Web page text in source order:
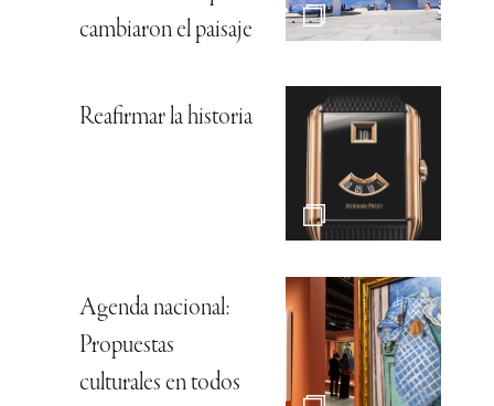
cambiaron el paisaje
Reafirmar la historia
Agenda nacional:
Propuestas
culturales en todos